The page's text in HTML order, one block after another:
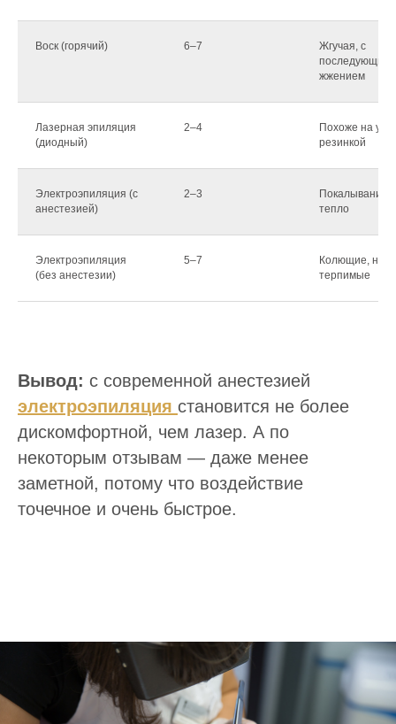
Воск (горячий) 6–7
Жгучая, с
последующим
жжением
Лазерная эпиляция
(диодный)
2–4
Похоже на
резинкой
Электроэпиляция (с
анестезией)
2–3
Покалывание,
тепло
Электроэпиляция
(без анестезии)
5–7
Колющие, но
терпимые
Вывод: с современной анестезией
электроэпиляция становится не более
дискомфортной, чем лазер. А по
некоторым отзывам — даже менее
заметной, потому что воздействие
точечное и очень быстрое.